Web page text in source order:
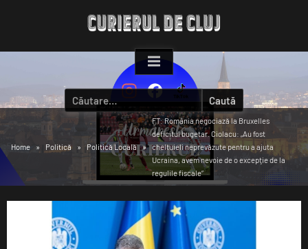
Caută
după:
Home Politică Politică Locală
FT: România negociază la Bruxelles
deficitul bugetar. Ciolacu: „Au fost
cheltuieli neprevăzute pentru a ajuta
Ucraina, avem nevoie de o excepţie de la
regulile fiscale”